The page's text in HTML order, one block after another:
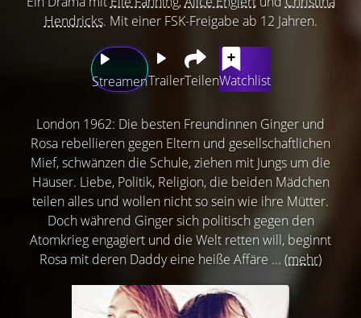
Hendricks. Mit einer FSK-Freigabe ab 12 Jahren.
StreamenTrailerTeilenWatchlist
London 1962: Die besten Freundinnen Ginger und
Rosa rebellieren gegen Eltern und gesellschaftlichen
Mief, schwänzen die Schule, ziehen mit Jungs um die
Häuser. Liebe, Politik, Religion, die beiden Mädchen
teilen alles und wollen nicht so sein wie ihre Mütter.
Doch während Ginger sich politisch gegen den
Atomkrieg engagiert und die Welt retten will, beginnt
Rosa mit deren Daddy eine heiße Affäre ... (mehr)